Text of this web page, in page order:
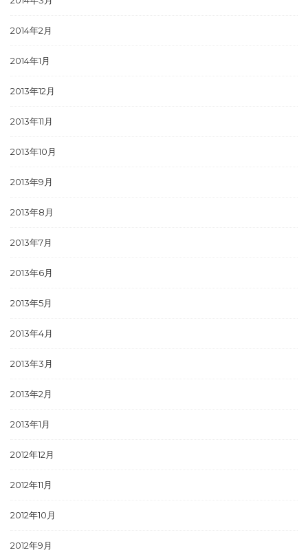
2014年2月
2014年1月
2013年12月
2013年11月
2013年10月
2013年9月
2013年8月
2013年7月
2013年6月
2013年5月
2013年4月
2013年3月
2013年2月
2013年1月
2012年12月
2012年11月
2012年10月
2012年9月